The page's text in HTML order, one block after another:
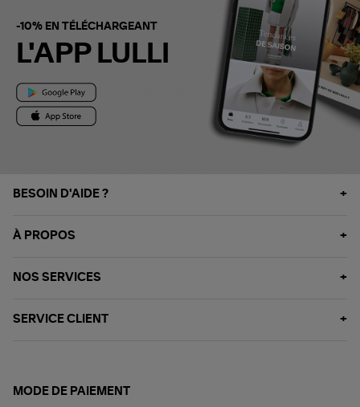
-10% EN TÉLÉCHARGEANT
L'APP LULLI
BESOIN D'AIDE ?
À PROPOS
NOS SERVICES
SERVICE CLIENT
MODE DE PAIEMENT